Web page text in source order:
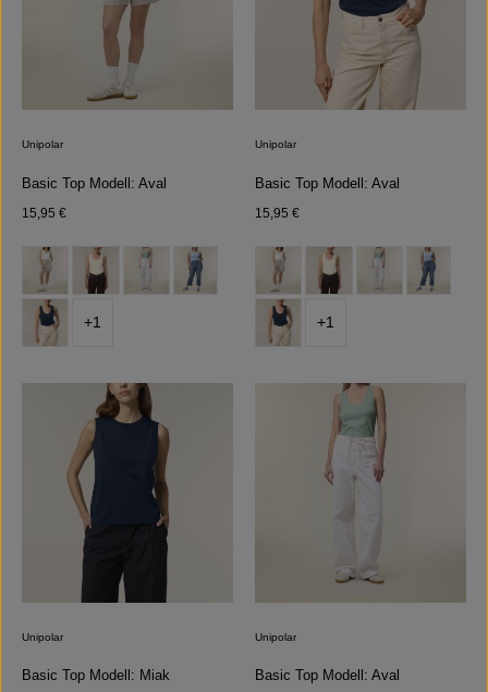
Unipolar
Basic Top Modell: Aval
Regulärer Preis:
15,95 €
Farbe auswählen
+1
Unipolar
Basic Top Modell: Aval
Regulärer Preis:
15,95 €
Farbe auswählen
+1
Unipolar
Basic Top Modell: Miak
Unipolar
Basic Top Modell: Aval